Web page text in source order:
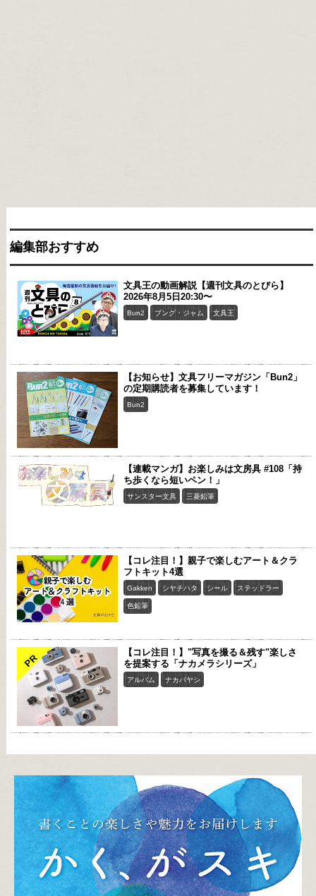
編集部おすすめ
文具王の動画解説【週刊文具のとびら】
2026年8月5日20:30〜
Bun2 ブング・ジャム 文具王
【お知らせ】文具フリーマガジン「Bun2」
の定期購読者を募集しています！
Bun2
【連載マンガ】お楽しみは文房具 #108「持
ち歩くなら短いペン！」
サンスター文具 三菱鉛筆
【コレ注目！】親子で楽しむアート＆クラ
フトキット4選
Gakken シヤチハタ シール ステッドラー
色鉛筆
PR
【コレ注目！】"写真を撮る＆残す"楽しさ
を提案する「ナカメラシリーズ」
アルバム ナカバヤシ